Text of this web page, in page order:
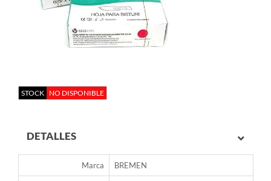
STOCK NO DISPONIBLE
DETALLES
Marca BREMEN